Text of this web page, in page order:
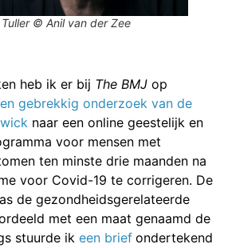
© Anil van der Zee
heb ik er bij The BMJ op
gebrekkig onderzoek van de
naar een online geestelijk en
voor mensen met
ten minste drie maanden na
voor Covid-19 te corrigeren. De
de gezondheidsgerelateerde
met een maat genaamd de
stuurde ik een brief ondertekend